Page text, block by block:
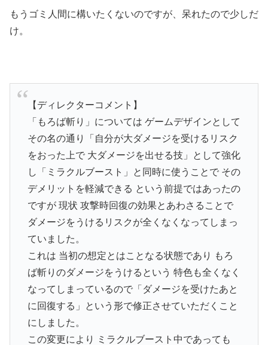
もうゴミ人間に構いたくないのですが、呆れたので少しだ
け。
【ディレクターコメント】
「もろば斬り」については ゲームデザインとして
その名の通り「自分が大ダメージを受けるリスク
をおった上で 大ダメージを出せる技」として強化
し「ミラクルブースト」と同時に使うことで その
デメリットを軽減できる という前提ではあったの
ですが 現状 攻撃時回復の効果とあわさることで
ダメージをうけるリスクが全くなくなってしまっ
ていました。
これは 当初の想定とはことなる状態であり もろ
ば斬りのダメージをうけるという 特色も全くなく
なってしまっているので「ダメージを受けたあと
に回復する」という形で修正させていただくこと
にしました。
この変更により ミラクルブースト中であっても